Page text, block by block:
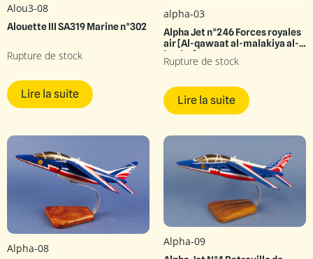
Alou3-08
Alouette III SA319 Marine n°302
Rupture de stock
Lire la suite
alpha-03
Alpha Jet n°246 Forces royales
air [Al-qawaat al-malakiya al-
jawiya]
Rupture de stock
Lire la suite
Alpha-08
Alpha-09